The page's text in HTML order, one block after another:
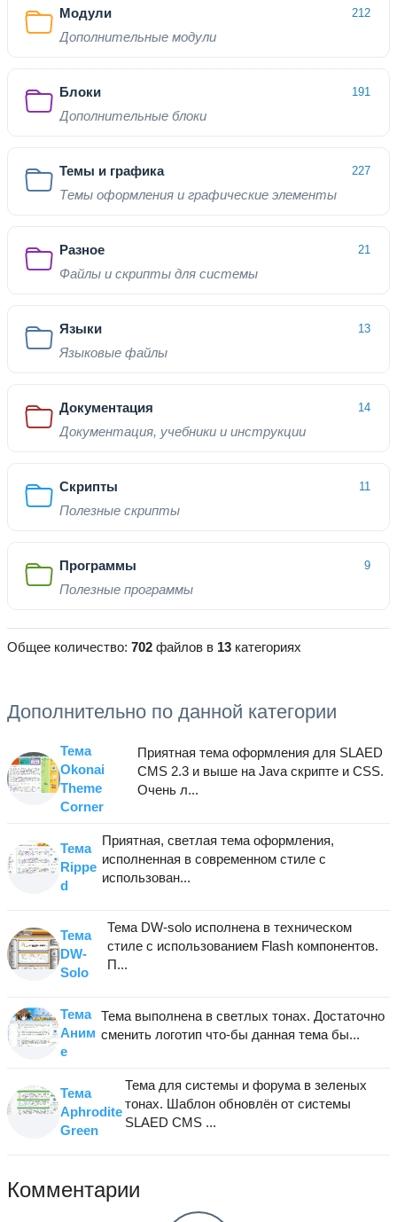
Модули 212
Дополнительные модули
Блоки 191
Дополнительные блоки
Темы и графика 227
Темы оформления и графические элементы
Разное 21
Файлы и скрипты для системы
Языки 13
Языковые файлы
Документация 14
Документация, учебники и инструкции
Скрипты 11
Полезные скрипты
Программы 9
Полезные программы
Общее количество: 702 файлов в 13 категориях
Дополнительно по данной категории
Тема
Okonai
Theme
Corner
Приятная тема оформления для SLAED
CMS 2.3 и выше на Java скрипте и CSS.
Очень л...
Тема
Rippe
d
Приятная, светлая тема оформления,
исполненная в современном стиле с
использован...
Тема
DW-
Solo
Тема DW-solo исполнена в техническом
стиле с использованием Flash компонентов.
П...
Тема
Аним
е
Тема выполнена в светлых тонах. Достаточно
сменить логотип что-бы данная тема бы...
Тема
Aphrodite
Green
Тема для системы и форума в зеленых
тонах. Шаблон обновлён от системы
SLAED CMS ...
Комментарии